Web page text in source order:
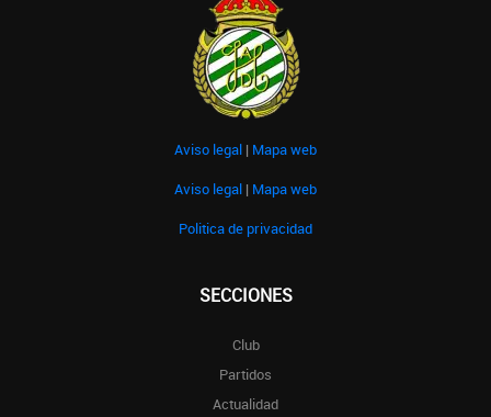
Aviso legal | Mapa web
Aviso legal | Mapa web
Politica de privacidad
SECCIONES
Club
Partidos
Actualidad